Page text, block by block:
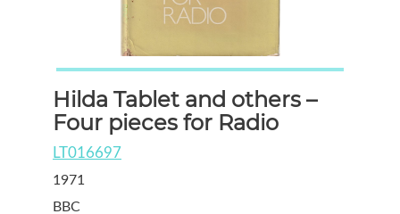
Hilda Tablet and others –
Four pieces for Radio
LT016697
1971
BBC